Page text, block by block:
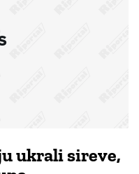
ukrali sireve,